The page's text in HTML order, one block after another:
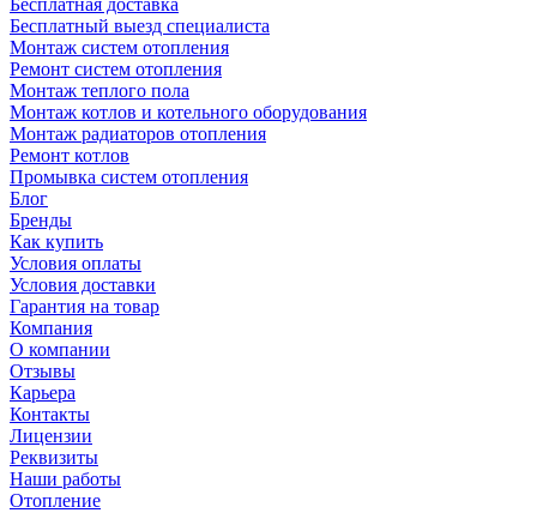
Бесплатная доставка
Бесплатный выезд специалиста
Монтаж систем отопления
Ремонт систем отопления
Монтаж теплого пола
Монтаж котлов и котельного оборудования
Монтаж радиаторов отопления
Ремонт котлов
Промывка систем отопления
Блог
Бренды
Как купить
Условия оплаты
Условия доставки
Гарантия на товар
Компания
О компании
Отзывы
Карьера
Контакты
Лицензии
Реквизиты
Наши работы
Отопление